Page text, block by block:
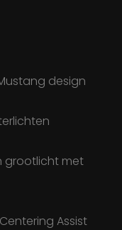
design
Assist